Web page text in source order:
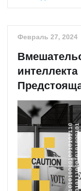
Февраль 27, 2024